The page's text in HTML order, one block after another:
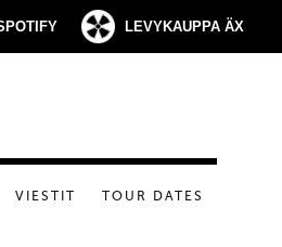
LEVYKAUPPA ÄX
VIESTIT TOUR DATES